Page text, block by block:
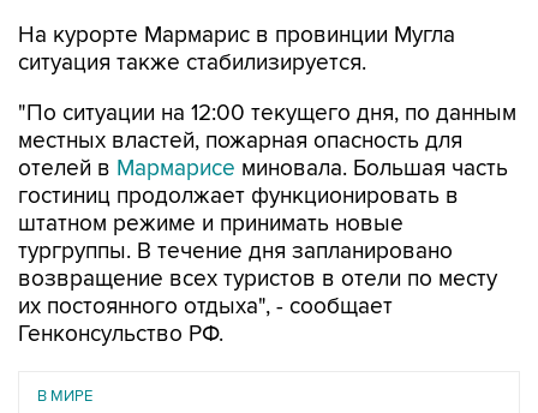
На курорте Мармарис в провинции Мугла
ситуация также стабилизируется.
"По ситуации на 12:00 текущего дня, по данным
местных властей, пожарная опасность для
отелей в Мармарисе миновала. Большая часть
гостиниц продолжает функционировать в
штатном режиме и принимать новые
тургруппы. В течение дня запланировано
возвращение всех туристов в отели по месту
их постоянного отдыха", - сообщает
Генконсульство РФ.
В МИРЕ